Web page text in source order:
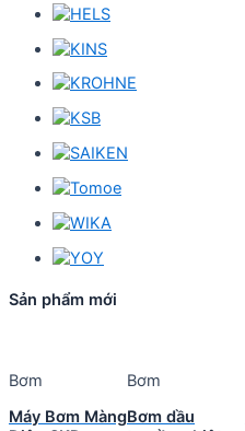
Sản phẩm mới
Bơm
Máy Bơm Màng
Bơm
Bơm dầu